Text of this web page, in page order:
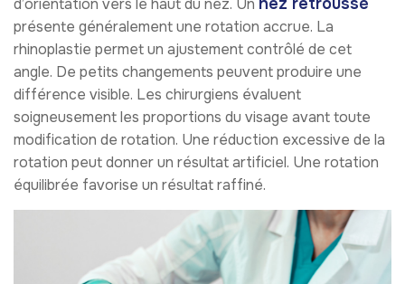
d’orientation vers le haut du nez. Un
présente généralement une rotation accrue. La
rhinoplastie permet un ajustement contrôlé de cet
angle. De petits changements peuvent produire une
différence visible. Les chirurgiens évaluent
soigneusement les proportions du visage avant toute
modification de rotation. Une réduction excessive de la
rotation peut donner un résultat artificiel. Une rotation
équilibrée favorise un résultat raffiné.